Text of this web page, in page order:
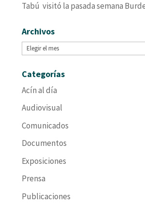
Tabú visitó la pasada semana
Archivos
Archivos
Categorías
Acín al día
Audiovisual
Comunicados
Documentos
Exposiciones
Prensa
Publicaciones